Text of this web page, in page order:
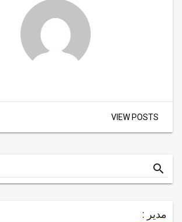
VIEW POSTS
Search
for
search
مدیر :